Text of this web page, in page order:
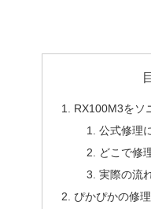
RX100M3をソ
公式修理
どこで修
実際の流
ぴかぴかの修